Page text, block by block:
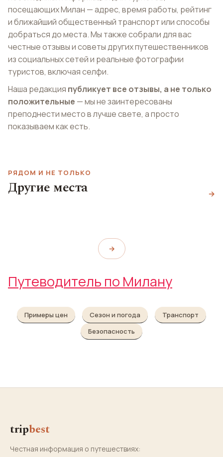
посещающих Милан — адрес, время работы, рейтинг
и ближайший общественный транспорт или способы
добраться до места. Мы также собрали для вас
честные отзывы и советы других путешественников
из социальных сетей и реальные фотографии
туристов, включая селфи.
Наша редакция публикует все отзывы, а не только
положительные — мы не заинтересованы
преподнести место в лучше свете, а просто
показываем как есть.
РЯДОМ И НЕ ТОЛЬКО
Другие места →
Монументальное
кладбище
Фреска Тайная
→
Путеводитель по Милану
Примеры цен Сезон и погода
Транспорт
Безопасность
tripbest
Честная информация о путешествиях: